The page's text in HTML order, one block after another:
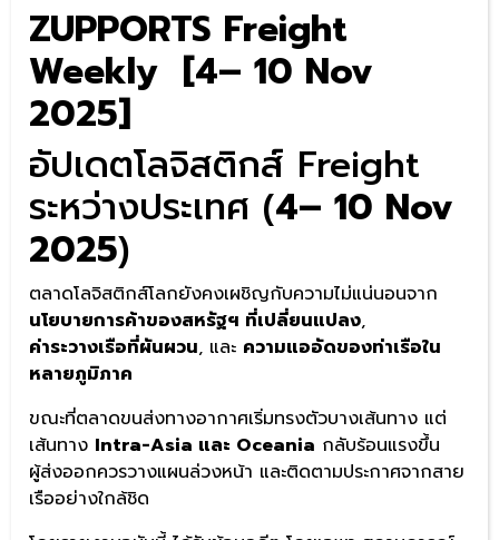
ZUPPORTS Freight
Weekly [4– 10 Nov
2025]
อัปเดตโลจิสติกส์ Freight
ระหว่างประเทศ (4– 10 Nov
2025)
ตลาดโลจิสติกส์โลกยังคงเผชิญกับความไม่แน่นอนจาก
นโยบายการค้าของสหรัฐฯ ที่เปลี่ยนแปลง,
ค่าระวางเรือที่ผันผวน, และ ความแออัดของท่าเรือใน
หลายภูมิภาค
ขณะที่ตลาดขนส่งทางอากาศเริ่มทรงตัวบางเส้นทาง แต่
เส้นทาง Intra-Asia และ Oceania กลับร้อนแรงขึ้น
ผู้ส่งออกควรวางแผนล่วงหน้า และติดตามประกาศจากสาย
เรืออย่างใกล้ชิด